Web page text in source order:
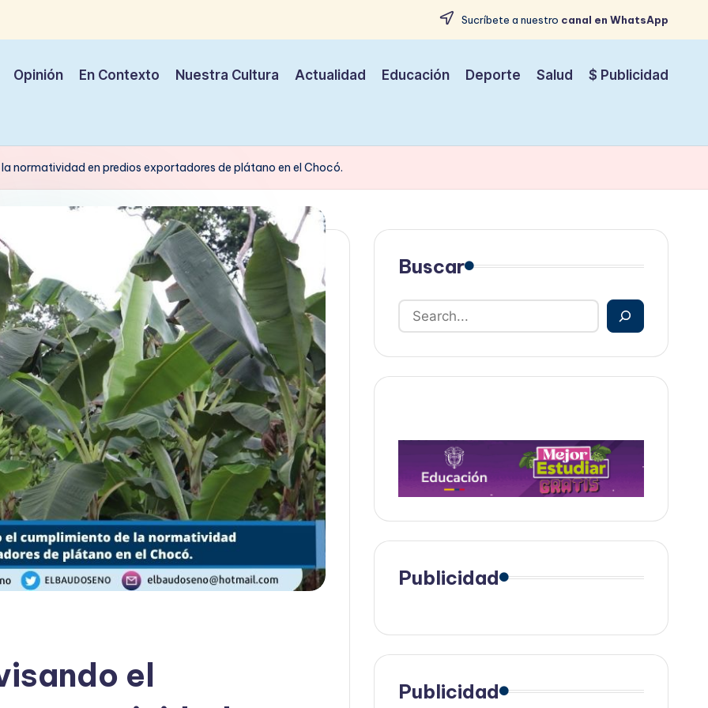
Sucríbete a nuestro canal en WhatsApp
Opinión En Contexto Nuestra Cultura Actualidad Educación Deporte Salud $ Publicidad
normatividad en predios exportadores de plátano en el Chocó.
el
Buscar
Publicidad
Publicidad